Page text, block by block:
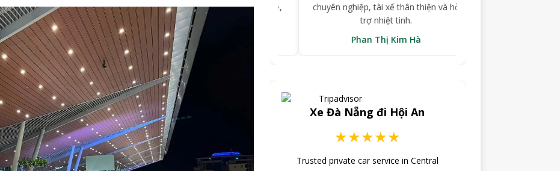
hài lòng. Tài xế đúng giờ, xe sạch sẽ,
giá hợp lý.
Cai Thanh Long
chuyên nghiệp, tài xế thân thiện và hỗ
trợ nhiệt tình.
Phan Thị Kim Hà
Xe mới, chạy êm, đặt xe
Xe Đà Nẵng đi Hội An
★★★★★
Trusted private car service in Central